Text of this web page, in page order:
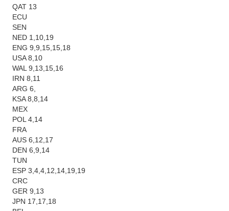
CMR 6,15
POR 9,18,18
URU 16
KOR 1,6,6,16
Werden noch gesucht:
FWC 7,10,12,25
QAT 8
ECU 5
NED 3
ENG 1,17
USA 9,20
WAL 10
IRN 4,7
ARG 7,13,14
KSA 20
MEX 8,16
POL 1,9,10,11
FRA 1,14,15,19
AUS 11
QAT 13
ECU
SEN
NED 1,10,19
ENG 9,9,15,15,18
USA 8,10
WAL 9,13,15,16
IRN 8,11
ARG 6,
KSA 8,8,14
MEX
POL 4,14
FRA
AUS 6,12,17
DEN 6,9,14
TUN
ESP 3,4,4,12,14,19,19
CRC
GER 9,13
JPN 17,17,18